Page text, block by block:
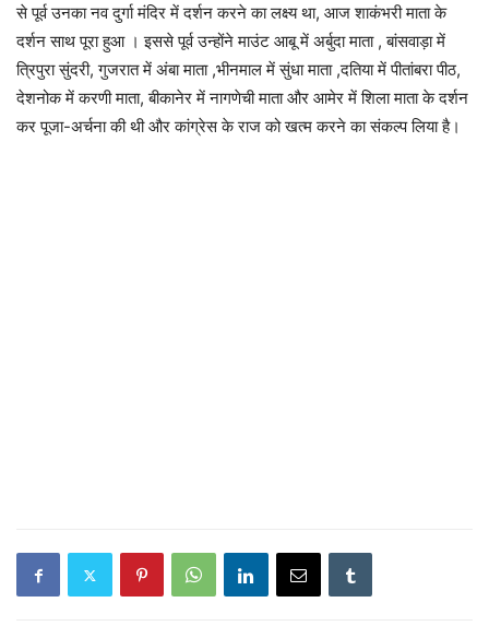
से पूर्व उनका नव दुर्गा मंदिर में दर्शन करने का लक्ष्य था, आज शाकंभरी माता के
दर्शन साथ पूरा हुआ । इससे पूर्व उन्होंने माउंट आबू में अर्बुदा माता , बांसवाड़ा में
त्रिपुरा सुंदरी, गुजरात में अंबा माता ,भीनमाल में सुंधा माता ,दतिया में पीतांबरा पीठ,
देशनोक में करणी माता, बीकानेर में नागणेची माता और आमेर में शिला माता के दर्शन
कर पूजा-अर्चना की थी और कांग्रेस के राज को खत्म करने का संकल्प लिया है।